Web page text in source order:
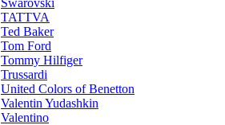
Swarovski
TATTVA
Ted Baker
Tom Ford
Tommy Hilfiger
Trussardi
United Colors of Benetton
Valentin Yudashkin
Valentino